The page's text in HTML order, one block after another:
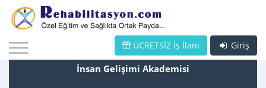
Giriş
ÜCRETSİZ İş İlanı
İnsan Gelişimi Akademisi